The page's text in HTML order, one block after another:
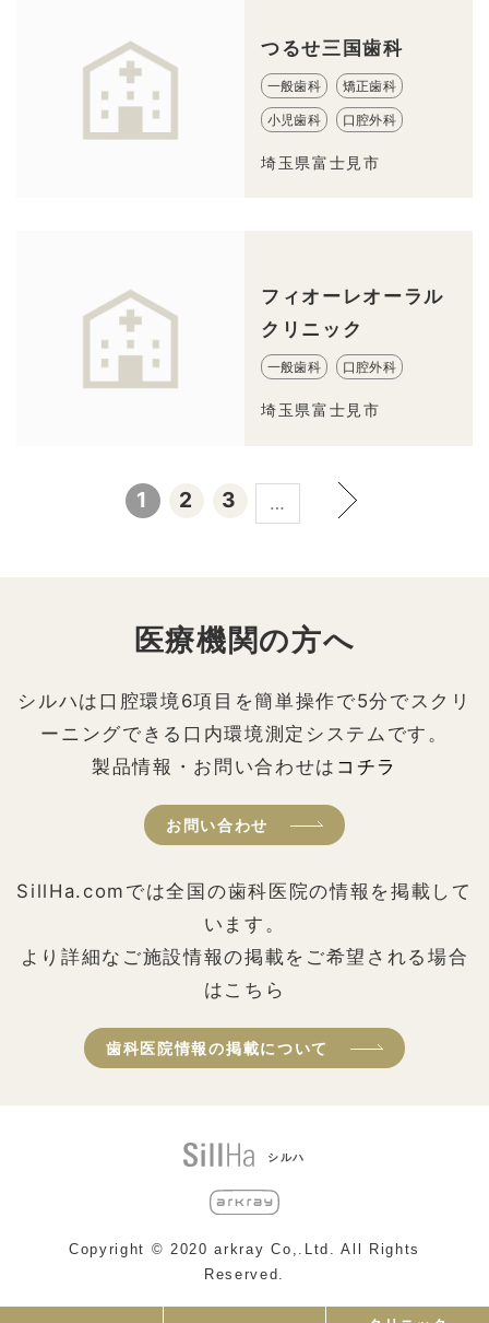
つるせ三国歯科
一般歯科 矯正歯科
小児歯科 口腔外科
埼玉県富士見市
フィオーレオーラル
クリニック
一般歯科 口腔外科
埼玉県富士見市
1 2 3 …
医療機関の方へ
シルハは口腔環境6項目を簡単操作で5分でスクリ
ーニングできる口内環境測定システムです。
製品情報・お問い合わせは コチラ
お問い合わせ
SillHa.comでは全国の歯科医院の情報を掲載して
います。
より詳細なご施設情報の掲載をご希望される場合
はこちら
歯科医院情報の掲載について
シルハ
Copyright © 2020 arkray Co,.Ltd. All Rights
Reserved.